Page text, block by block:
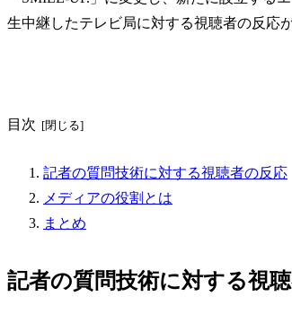
生中継したテレビ局に対する視聴者の反応
目次
記者の質問技術に対する視聴者の反応
メディアの役割とは
まとめ
記者の質問技術に対する視